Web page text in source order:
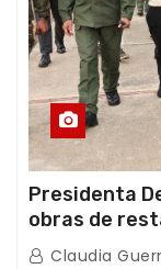
Presidenta
obras de
afectaciones
Claudia